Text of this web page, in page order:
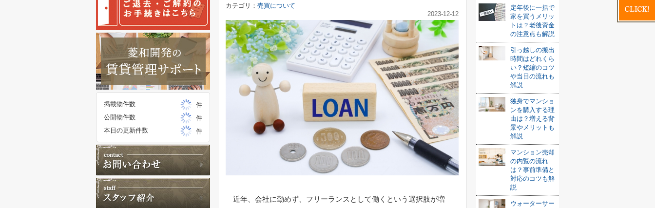
カテゴリ： 売買について
2023-12-12
近年、会社に勤めず、フリーランスとして働くという選択肢が増
定年後に一括で
家を買うメリッ
トは？老後資金
の注意点も解説
引っ越しの搬出
時間はどれくら
い？短縮のコツ
や当日の流れも
解説
独身でマンショ
ンを購入する理
由は？増える背
景やメリットも
解説
マンション売却
の内覧の流れ
は？事前準備と
対応のコツも解
説
ウォーターサー
掲載物件数
件
公開物件数
件
本日の更新件数
件